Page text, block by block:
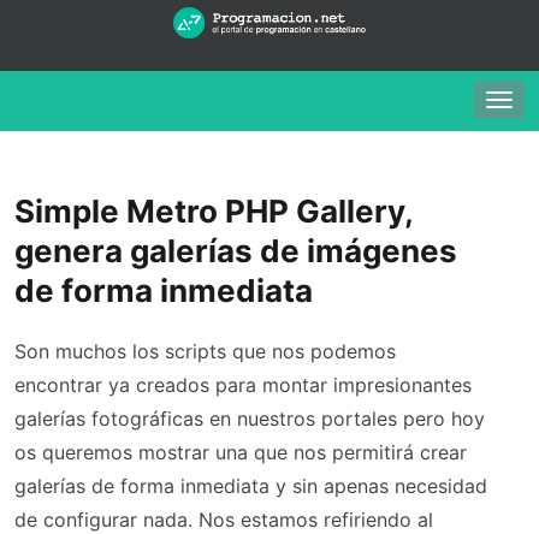
Simple Metro PHP Gallery,
genera galerías de imágenes
de forma inmediata
Son muchos los scripts que nos podemos
encontrar ya creados para montar impresionantes
galerías fotográficas en nuestros portales pero hoy
os queremos mostrar una que nos permitirá crear
galerías de forma inmediata y sin apenas necesidad
de configurar nada. Nos estamos refiriendo al